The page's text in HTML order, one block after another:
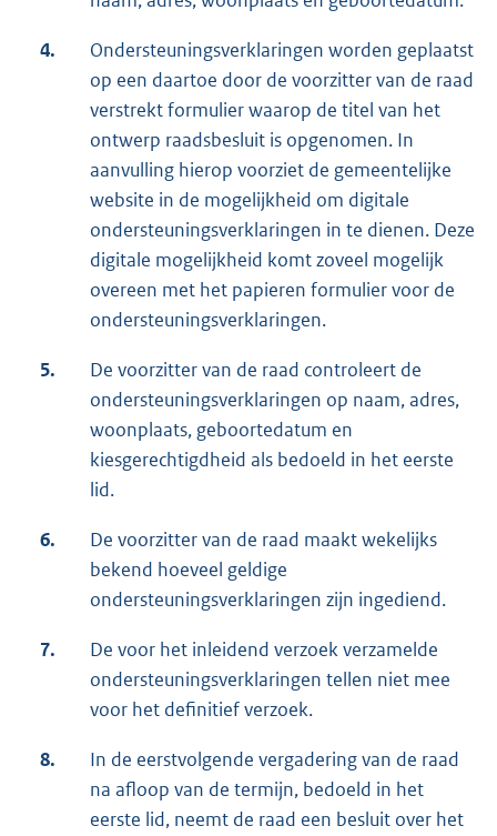
4.
Ondersteuningsverklaringen worden geplaatst
op een daartoe door de voorzitter van de raad
verstrekt formulier waarop de titel van het
ontwerp raadsbesluit is opgenomen. In
aanvulling hierop voorziet de gemeentelijke
website in de mogelijkheid om digitale
ondersteuningsverklaringen in te dienen. Deze
digitale mogelijkheid komt zoveel mogelijk
overeen met het papieren formulier voor de
ondersteuningsverklaringen.
5.
De voorzitter van de raad controleert de
ondersteuningsverklaringen op naam, adres,
woonplaats, geboortedatum en
kiesgerechtigdheid als bedoeld in het eerste
lid.
6.
De voorzitter van de raad maakt wekelijks
bekend hoeveel geldige
ondersteuningsverklaringen zijn ingediend.
7.
De voor het inleidend verzoek verzamelde
ondersteuningsverklaringen tellen niet mee
voor het definitief verzoek.
8.
In de eerstvolgende vergadering van de raad
na afloop van de termijn, bedoeld in het
eerste lid, neemt de raad een besluit over het